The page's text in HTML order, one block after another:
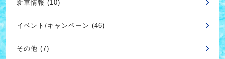
新車情報 (10)
イベント/キャンペーン (46)
その他 (7)